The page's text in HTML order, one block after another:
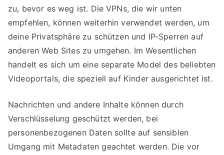
zu, bevor es weg ist. Die VPNs, die wir unten
empfehlen, können weiterhin verwendet werden, um
deine Privatsphäre zu schützen und IP-Sperren auf
anderen Web Sites zu umgehen. Im Wesentlichen
handelt es sich um eine separate Model des beliebten
Videoportals, die speziell auf Kinder ausgerichtet ist.
Nachrichten und andere Inhalte können durch
Verschlüsselung geschützt werden, bei
personenbezogenen Daten sollte auf sensiblen
Umgang mit Metadaten geachtet werden. Die vor